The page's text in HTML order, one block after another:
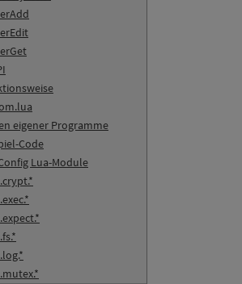
eigener Programme
Code
Lua-Module